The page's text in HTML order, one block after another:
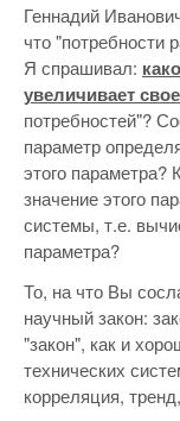
Геннадий
что "потребности
Я спрашивал:
увеличивает
потребностей"?
параметр
этого параметра?
значение этого
системы, т.е.
параметра?
То, на что Вы
научный закон:
"закон", как и
технических
корреляция,